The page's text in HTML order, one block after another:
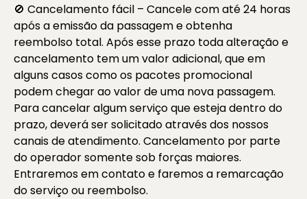
🚫 Cancelamento fácil – Cancele com até 24 horas
após a emissão da passagem e obtenha
reembolso total. Após esse prazo toda alteração e
cancelamento tem um valor adicional, que em
alguns casos como os pacotes promocional
podem chegar ao valor de uma nova passagem.
Para cancelar algum serviço que esteja dentro do
prazo, deverá ser solicitado através dos nossos
canais de atendimento. Cancelamento por parte
do operador somente sob forças maiores.
Entraremos em contato e faremos a remarcação
do serviço ou reembolso.